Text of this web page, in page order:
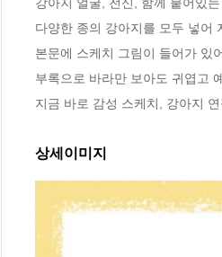
다양한 종의 강아지를 모두 넣어
본문에 스케치 그림이 들어가 있
부록으로 바라만 보아도 귀엽고
지금 바로 감성 스케치, 강아지
상세이미지